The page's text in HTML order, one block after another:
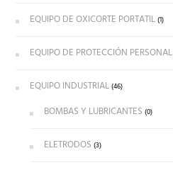
EQUIPO DE OXICORTE PORTATIL (1)
EQUIPO DE PROTECCIÓN PERSONAL
EQUIPO INDUSTRIAL (46)
BOMBAS Y LUBRICANTES (0)
ELETRODOS (3)